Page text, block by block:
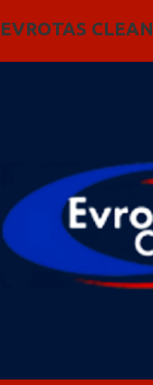
EVROTAS CLEAN